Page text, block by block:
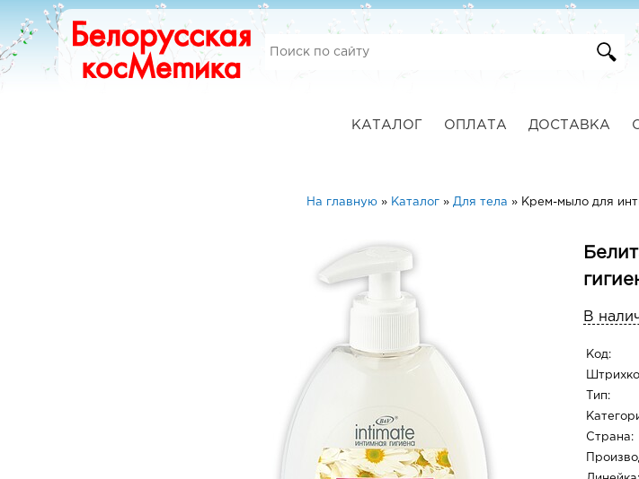
КАТАЛОГ ОПЛАТА ДОСТАВКА
На главную» Каталог» Для тела » Крем-мыло для
В
Код:
Тип:
Страна: